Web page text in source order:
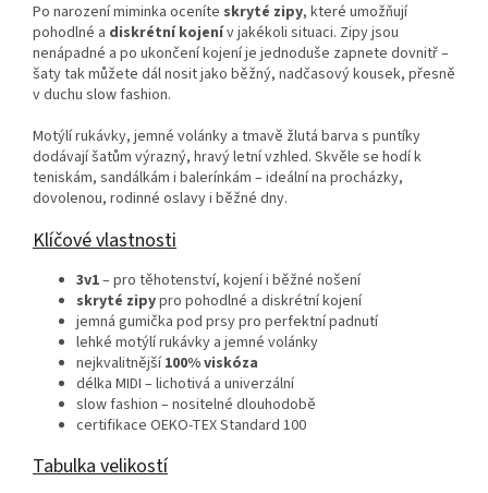
Po narození miminka oceníte skryté zipy, které umožňují
pohodlné a diskrétní kojenív jakékoli situaci. Zipy jsou
nenápadné a po ukončení kojení je jednoduše zapnete dovnitř –
šaty tak můžete dál nosit jako běžný, nadčasový kousek, přesně
v duchu slow fashion.
Motýlí rukávky, jemné volánky a tmavě žlutá barva s puntíky
dodávají šatům výrazný, hravý letní vzhled. Skvěle se hodí k
teniskám, sandálkám i balerínkám – ideální na procházky,
dovolenou, rodinné oslavy i běžné dny.
Klíčové vlastnosti
3v1– pro těhotenství, kojení i běžné nošení
skryté zipypro pohodlné a diskrétní kojení
jemná gumička pod prsy pro perfektní padnutí
lehké motýlí rukávky a jemné volánky
nejkvalitnější100% viskóza
délka MIDI – lichotivá a univerzální
slow fashion – nositelné dlouhodobě
certifikace OEKO‑TEX Standard 100
Tabulka velikostí